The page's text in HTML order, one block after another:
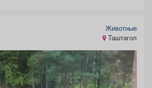
Животные
Таштагол